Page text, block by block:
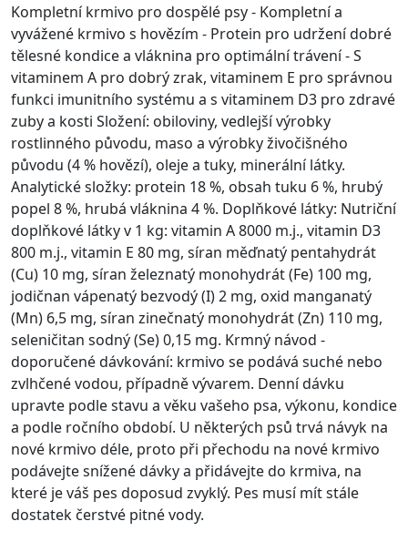
Kompletní krmivo pro dospělé psy - Kompletní a
vyvážené krmivo s hovězím - Protein pro udržení dobré
tělesné kondice a vláknina pro optimální trávení - S
vitaminem A pro dobrý zrak, vitaminem E pro správnou
funkci imunitního systému a s vitaminem D3 pro zdravé
zuby a kosti Složení: obiloviny, vedlejší výrobky
rostlinného původu, maso a výrobky živočišného
původu (4 % hovězí), oleje a tuky, minerální látky.
Analytické složky: protein 18 %, obsah tuku 6 %, hrubý
popel 8 %, hrubá vláknina 4 %. Doplňkové látky: Nutriční
doplňkové látky v 1 kg: vitamin A 8000 m.j., vitamin D3
800 m.j., vitamin E 80 mg, síran měďnatý pentahydrát
(Cu) 10 mg, síran železnatý monohydrát (Fe) 100 mg,
jodičnan vápenatý bezvodý (I) 2 mg, oxid manganatý
(Mn) 6,5 mg, síran zinečnatý monohydrát (Zn) 110 mg,
seleničitan sodný (Se) 0,15 mg. Krmný návod -
doporučené dávkování: krmivo se podává suché nebo
zvlhčené vodou, případně vývarem. Denní dávku
upravte podle stavu a věku vašeho psa, výkonu, kondice
a podle ročního období. U některých psů trvá návyk na
nové krmivo déle, proto při přechodu na nové krmivo
podávejte snížené dávky a přidávejte do krmiva, na
které je váš pes doposud zvyklý. Pes musí mít stále
dostatek čerstvé pitné vody.